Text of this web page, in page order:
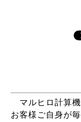
マルヒロ計算機
お客様ご自身が